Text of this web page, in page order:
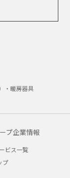
・暖房器具
プ企業情報
ビス一覧
プ